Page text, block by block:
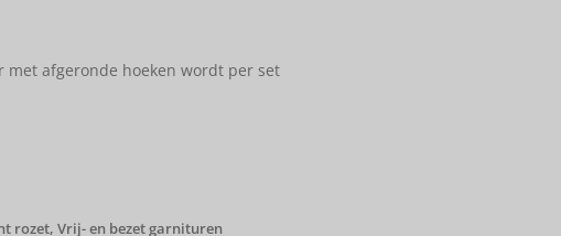
afgeronde hoeken wordt per set
rozet, Vrij- en bezet garnituren